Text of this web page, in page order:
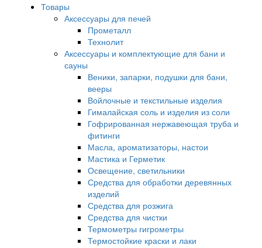
Товары
Аксессуары для печей
Прометалл
Технолит
Аксессуары и комплектующие для бани и
сауны
Веники, запарки, подушки для бани,
вееры
Войлочные и текстильные изделия
Гималайская соль и изделия из соли
Гофрированная нержавеющая труба и
фитинги
Масла, ароматизаторы, настои
Мастика и Герметик
Освещение, светильники
Средства для обработки деревянных
изделий
Средства для розжига
Средства для чистки
Термометры гигрометры
Термостойкие краски и лаки